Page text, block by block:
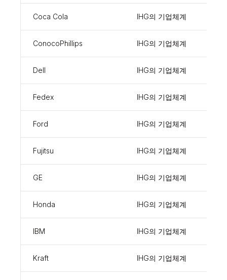
Coca Cola IHG의 기업체계
ConocoPhillips IHG의 기업체계
Dell IHG의 기업체계
Fedex IHG의 기업체계
Ford IHG의 기업체계
Fujitsu IHG의 기업체계
GE IHG의 기업체계
Honda IHG의 기업체계
IBM IHG의 기업체계
Kraft IHG의 기업체계